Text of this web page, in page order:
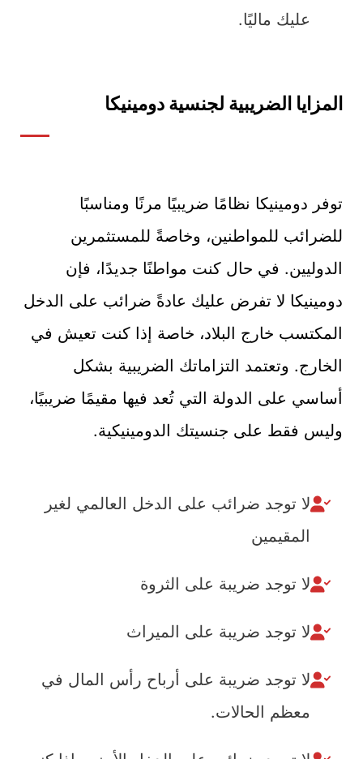
عليك ماليًا.
المزايا الضريبية لجنسية دومينيكا
توفر دومينيكا نظامًا ضريبيًا مرنًا ومناسبًا
للضرائب للمواطنين، وخاصةً للمستثمرين
الدوليين. في حال كنت مواطنًا جديدًا، فإن
دومينيكا لا تفرض عليك عادةً ضرائب على الدخل
المكتسب خارج البلاد، خاصة إذا كنت تعيش في
الخارج. وتعتمد التزاماتك الضريبية بشكل
أساسي على الدولة التي تُعد فيها مقيمًا ضريبيًا،
وليس فقط على جنسيتك الدومينيكية.
لا توجد ضرائب على الدخل العالمي لغير
المقيمين
لا توجد ضريبة على الثروة
لا توجد ضريبة على الميراث
لا توجد ضريبة على أرباح رأس المال في
معظم الحالات.